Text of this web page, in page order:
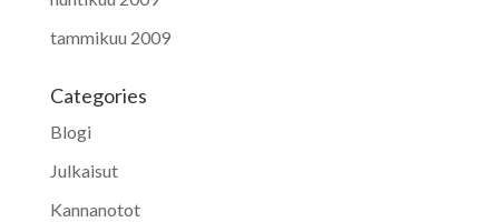
tammikuu 2009
Categories
Blogi
Julkaisut
Kannanotot